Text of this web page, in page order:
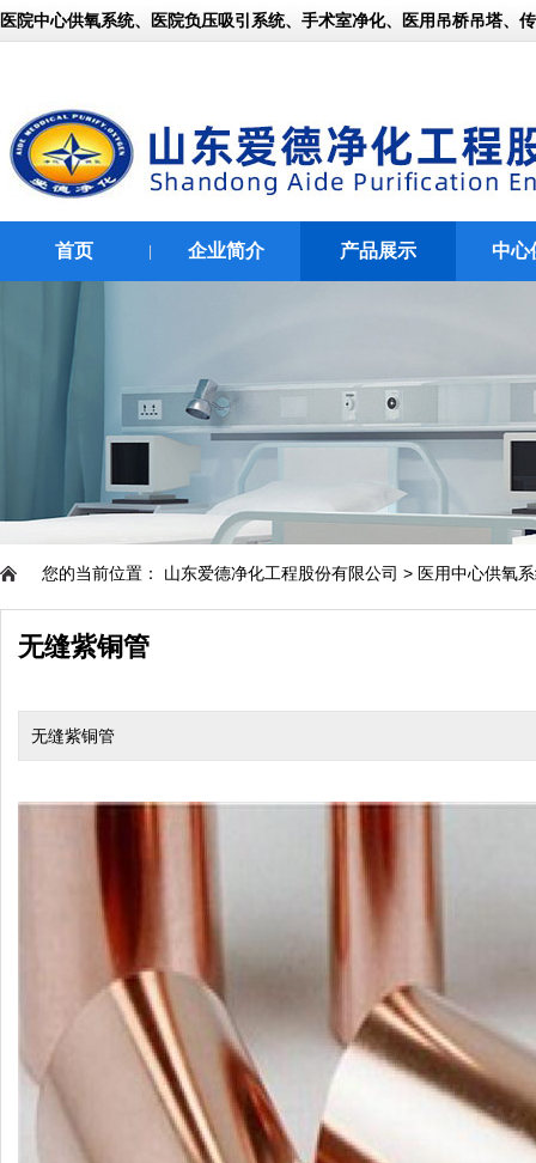
医院中心供氧系统、医院负压吸引系统、手术室净化、医用吊桥吊塔
首页 企业简介 产品展示 中心
您的当前位置： 山东爱德净化工程股份有限公司 > 医用中心供氧
无缝紫铜管
无缝紫铜管